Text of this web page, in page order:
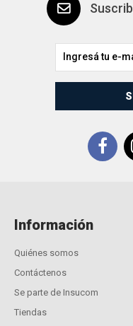
Información
Quiénes somos
Contáctenos
Se parte de Insucom
Tiendas